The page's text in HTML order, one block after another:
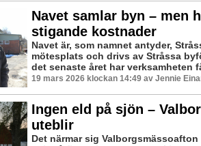
Navet samlar byn – men
stigande kostnader
Navet är, som namnet antyder,
mötesplats och drivs av Stråssa
det senaste året har verksamheten
19 mars 2026 klockan 14:49 av Jennie
Ingen eld på sjön –
uteblir
Det närmar sig